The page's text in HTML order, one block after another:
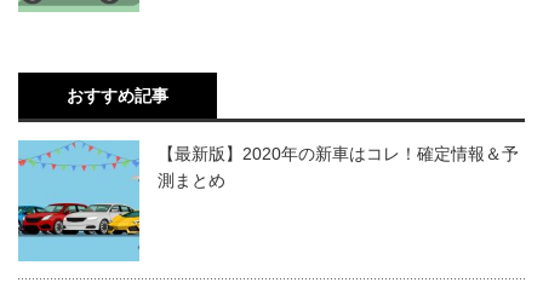
おすすめ記事
【最新版】2020年の新車はコレ！確定情報＆予
測まとめ